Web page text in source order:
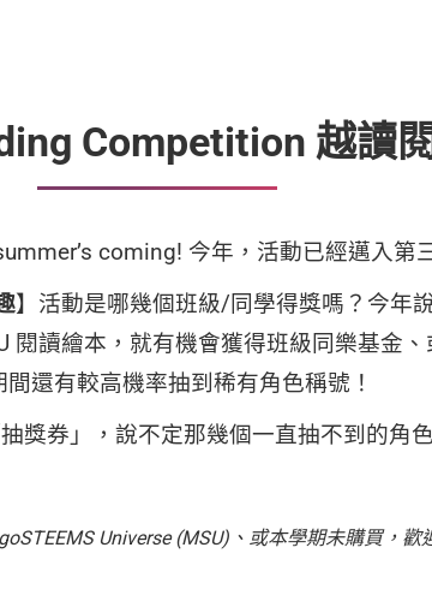
Competition 越讀
coming! 今年，活動已經邁入第
】活動是哪幾個班級/同學得獎嗎？今年
閱讀繪本，就有機會獲得班級同樂基金、
間還有較高機率抽到稀有角色稱號！
獎券」，說不定那幾個一直抽不到的角
Universe (MSU)、或本學期未購買，歡